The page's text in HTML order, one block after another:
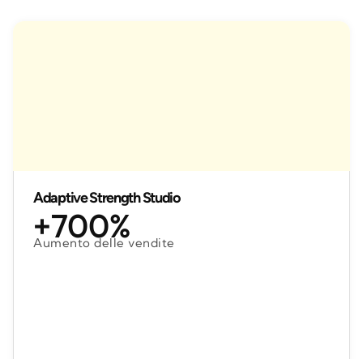
Adaptive Strength Studio
+700%
Aumento delle vendite